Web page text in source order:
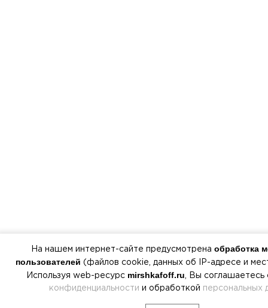
На нашем интернет-сайте предусмотрена обработка
пользователей (файлов cookie, данных об IP-адресе и
Используя web-ресурс mirshkafoff.ru , Вы соглашаетесь
конфиденциальности и обработкой персональных